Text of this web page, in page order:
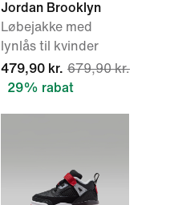
Jordan Brooklyn
Løbejakke med
lynlås til kvinder
479,90 kr. 679,90 kr.
29% rabat